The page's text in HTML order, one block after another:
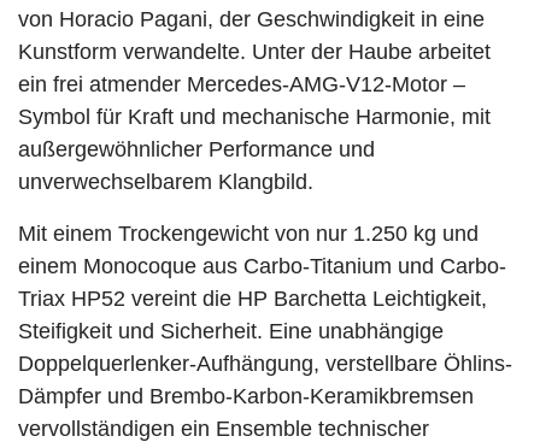
von Horacio Pagani, der Geschwindigkeit in eine
Kunstform verwandelte. Unter der Haube arbeitet
ein frei atmender Mercedes-AMG-V12-Motor –
Symbol für Kraft und mechanische Harmonie, mit
außergewöhnlicher Performance und
unverwechselbarem Klangbild.
Mit einem Trockengewicht von nur 1.250 kg und
einem Monocoque aus Carbo-Titanium und Carbo-
Triax HP52 vereint die HP Barchetta Leichtigkeit,
Steifigkeit und Sicherheit. Eine unabhängige
Doppelquerlenker-Aufhängung, verstellbare Öhlins-
Dämpfer und Brembo-Karbon-Keramikbremsen
vervollständigen ein Ensemble technischer